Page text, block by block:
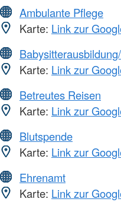
Ambulante Pflege
Karte: Link zur
Karte: Link zur
Betreutes Reisen
Karte: Link zur
Blutspende
Karte: Link zur
Ehrenamt
Karte: Link zur